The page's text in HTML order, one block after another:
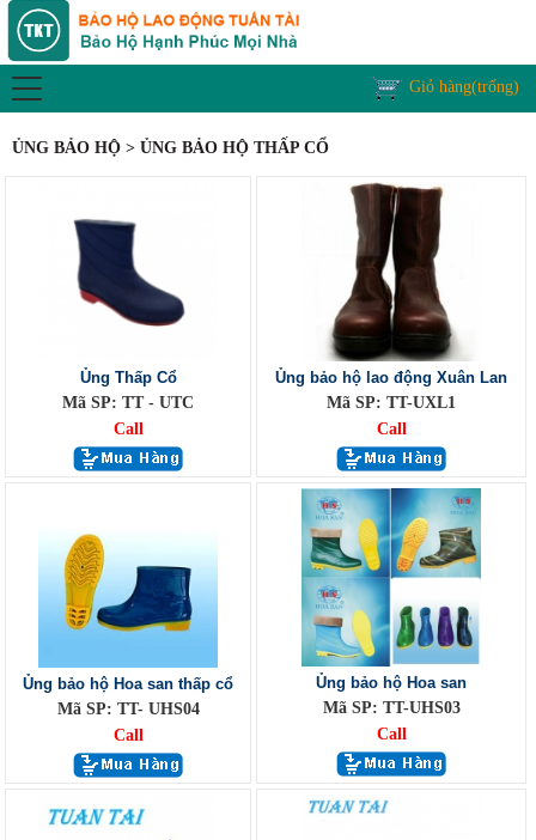
Giỏ hàng(trống)
ỦNG BẢO HỘ > ỦNG BẢO HỘ THẤP CỔ
Ủng Thấp Cổ
Mã SP: TT - UTC
Call
Ủng bảo hộ lao động Xuân Lan
Mã SP: TT-UXL1
Call
Ủng bảo hộ Hoa san thấp cổ
Mã SP: TT- UHS04
Call
Ủng bảo hộ Hoa san
Mã SP: TT-UHS03
Call